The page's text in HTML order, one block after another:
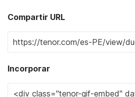
Compartir URL
Incorporar